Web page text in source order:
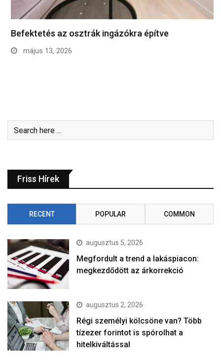
Befektetés az osztrák ingázókra építve
május 13, 2026
Friss Hírek
RECENT POPULAR COMMON
augusztus 5, 2026
Megfordult a trend a lakáspiacon:
megkezdődött az árkorrekció
augusztus 2, 2026
Régi személyi kölcsöne van? Több
tízezer forintot is spórolhat a
hitelkiváltással